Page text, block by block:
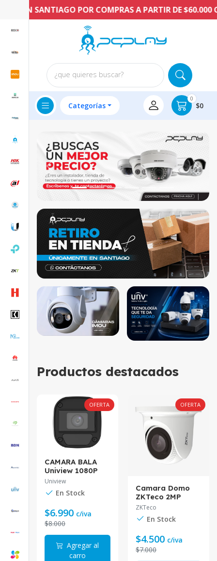
SANTIAGO POR COMPRAS A PARTIR DE $60.000 CLP
¿que quieres buscar?
Categorías
0
$0
Previous Next
Productos destacados
OFERTA
CAMARA BALA
Uniview 1080P
2MP 2.8MM IR20
IP67 UAC-B112-
F28
Uniview
En Stock
$6.990 c/iva
$8.000
Agregar al
carro
OFERTA
Camara Domo
ZKTeco 2MP
Lente 2.8MM ES-
32B11J
ZKTeco
En Stock
$4.500 c/iva
$7.000